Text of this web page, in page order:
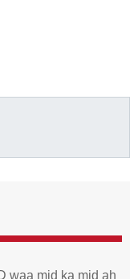
waa mid ka mid ah